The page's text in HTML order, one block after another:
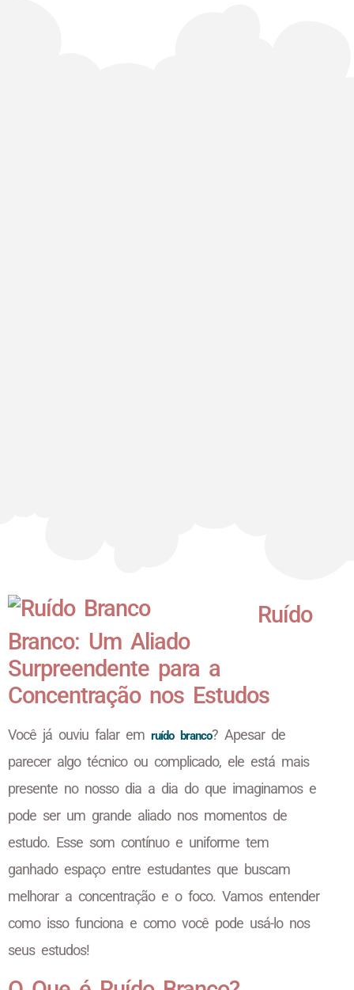
Ruído
Branco: Um Aliado
Surpreendente para a
Concentração nos Estudos
Você já ouviu falar em ruído branco? Apesar de
parecer algo técnico ou complicado, ele está mais
presente no nosso dia a dia do que imaginamos e
pode ser um grande aliado nos momentos de
estudo. Esse som contínuo e uniforme tem
ganhado espaço entre estudantes que buscam
melhorar a concentração e o foco. Vamos entender
como isso funciona e como você pode usá-lo nos
seus estudos!